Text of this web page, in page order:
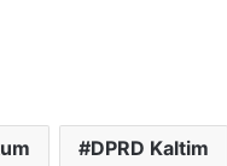
DPRD Kaltim